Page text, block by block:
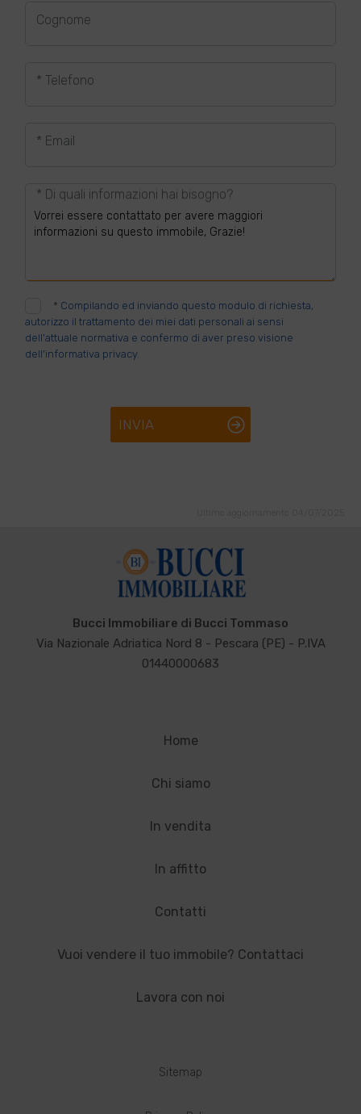
Cognome
* Telefono
* Email
* Di quali informazioni hai bisogno?
* Compilando ed inviando questo modulo di richiesta,
autorizzo il trattamento dei miei dati personali ai sensi
dell'attuale normativa e confermo di aver preso visione
dell'informativa privacy.
INVIA
Bucci Immobiliare di Bucci Tommaso
Via Nazionale Adriatica Nord 8 - Pescara (PE) - P.IVA
01440000683
Home
Chi siamo
In vendita
In affitto
Contatti
Vuoi vendere il tuo immobile? Contattaci
Lavora con noi
Sitemap